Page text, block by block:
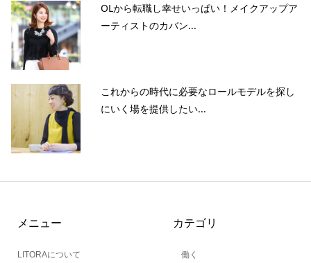
OLから転職し幸せいっぱい！メイクアップア
ーティストのカバン...
これからの時代に必要なロールモデルを探し
にいく場を提供したい...
メニュー
LITORAについて
カテゴリ
働く